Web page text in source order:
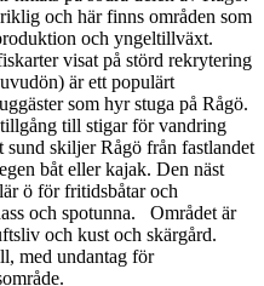
och här finns områden som
och yngeltillväxt.
visat på störd rekrytering
är ett populärt
som hyr stuga på Rågö.
till stigar för vandring
sund skiljer Rågö från fastlandet
båt eller kajak. Den näst
ö för fritidsbåtar och
och spotunna. Området är
och kust och skärgård.
med undantag för